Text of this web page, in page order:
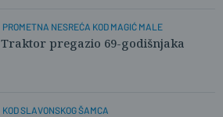
PROMETNA NESREĆA KOD MAGIĆ MALE
Traktor pregazio 69-godišnjaka
KOD SLAVONSKOG ŠAMCA